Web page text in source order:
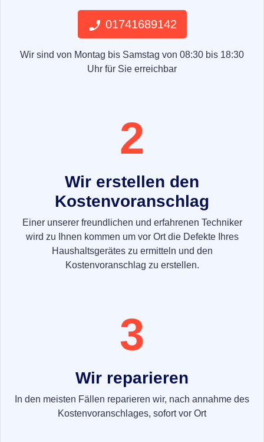
01741689142
Wir sind von Montag bis Samstag von 08:30 bis 18:30
Uhr für Sie erreichbar
2
Wir erstellen den
Kostenvoranschlag
Einer unserer freundlichen und erfahrenen Techniker
wird zu Ihnen kommen um vor Ort die Defekte Ihres
Haushaltsgerätes zu ermitteln und den
Kostenvoranschlag zu erstellen.
3
Wir reparieren
In den meisten Fällen reparieren wir, nach annahme des
Kostenvoranschlages, sofort vor Ort